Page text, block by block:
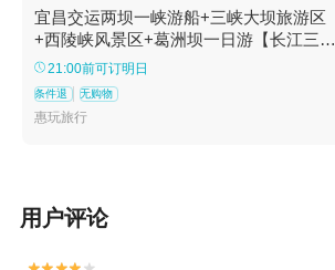
鼓台+老黄陵庙1日游
宜昌交运两坝一峡游船+三峡大坝旅游区
+西陵峡风景区+葛洲坝一日游【长江三峡
系列游船过葛洲坝船闸+赠送午餐】
21:00前可订明日
条件退 无购物
惠玩旅行
用户评论